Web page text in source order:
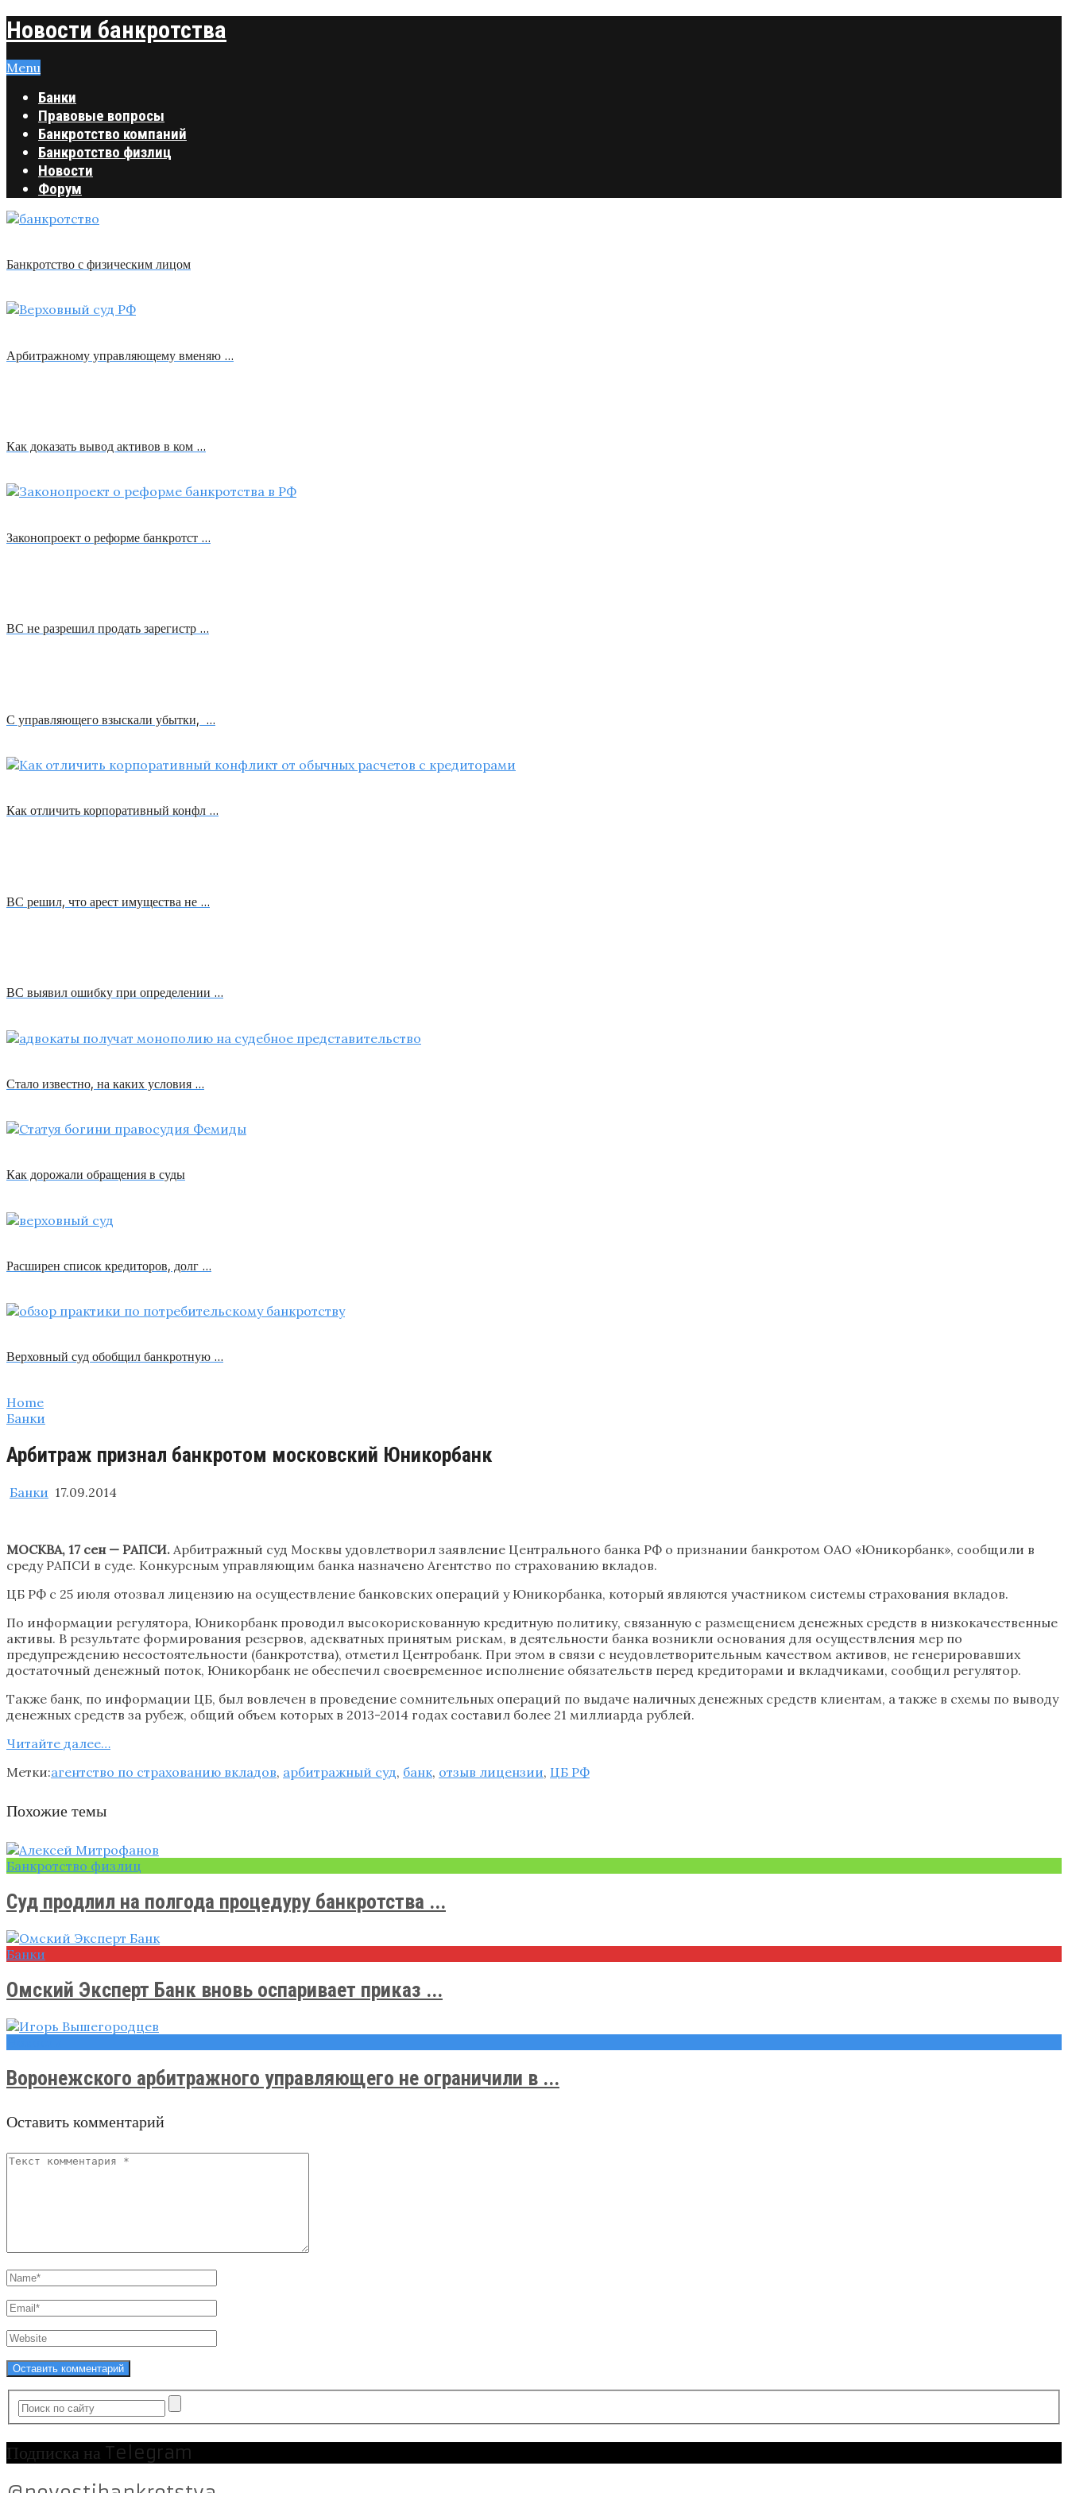
Новости банкротства
Menu
Банки
Правовые вопросы
Банкротство компаний
Банкротство физлиц
Новости
Форум
Банкротство с физическим лицом
Арбитражному управляющему вменяю …
Как доказать вывод активов в ком …
Законопроект о реформе банкротст …
ВС не разрешил продать зарегистр …
С управляющего взыскали убытки, …
Как отличить корпоративный конфл …
ВС решил, что арест имущества не …
ВС выявил ошибку при определении …
Стало известно, на каких условия …
Как дорожали обращения в суды
Расширен список кредиторов, долг …
Верховный суд обобщил банкротную …
Home
Банки
Арбитраж признал банкротом московский Юникорбанк
Банки 17.09.2014
МОСКВА, 17 сен — РАПСИ. Арбитражный суд Москвы удовлетворил заявление Центрального банка РФ о признании банкротом ОАО «Юникорбанк», сообщили в
среду РАПСИ в суде. Конкурсным управляющим банка назначено Агентство по страхованию вкладов.
ЦБ РФ с 25 июля отозвал лицензию на осуществление банковских операций у Юникорбанка, который являются участником системы страхования вкладов.
По информации регулятора, Юникорбанк проводил высокорискованную кредитную политику, связанную с размещением денежных средств в низкокачественные
активы. В результате формирования резервов, адекватных принятым рискам, в деятельности банка возникли основания для осуществления мер по
предупреждению несостоятельности (банкротства), отметил Центробанк. При этом в связи с неудовлетворительным качеством активов, не генерировавших
достаточный денежный поток, Юникорбанк не обеспечил своевременное исполнение обязательств перед кредиторами и вкладчиками, сообщил регулятор.
Также банк, по информации ЦБ, был вовлечен в проведение сомнительных операций по выдаче наличных денежных средств клиентам, а также в схемы по выводу
денежных средств за рубеж, общий объем которых в 2013-2014 годах составил более 21 миллиарда рублей.
Читайте далee…
Метки:агентство по страхованию вкладов, арбитражный суд, банк, отзыв лицензии, ЦБ РФ
Похожие темы
Банкротство физлиц
Суд продлил на полгода процедуру банкротства ...
Банки
​Омский Эксперт Банк вновь оспаривает приказ ...
Воронежского арбитражного управляющего не ограничили в ...
Оставить комментарий
Подписка на Telegram